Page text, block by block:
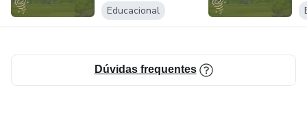
Educacional
Dúvidas frequentes